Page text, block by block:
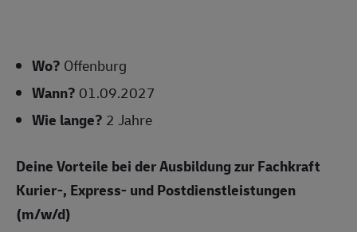
Wo? Offenburg
Wann? 01.09.2027
Wie lange? 2 Jahre
Deine Vorteile bei der Ausbildung zur Fachkraft
Kurier-, Express- und Postdienstleistungen
(m/w/d)